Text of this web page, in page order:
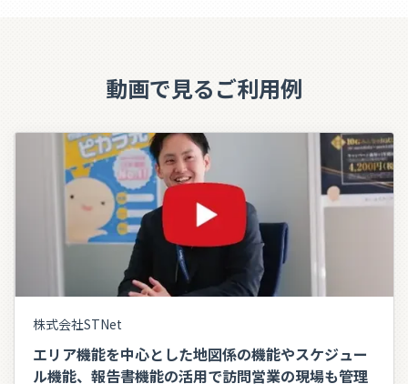
動画で見るご利用例
株式会社STNet
エリア機能を中心とした地図係の機能やスケジュー
ル機能、報告書機能の活用で訪問営業の現場も管理